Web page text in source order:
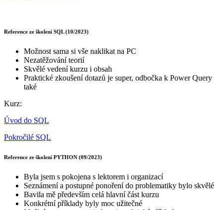
Reference ze školení SQL (10/2023)
Možnost sama si vše naklikat na PC
Nezatěžování teorií
Skvělé vedení kurzu i obsah
Praktické zkoušení dotazů je super, odbočka k Power Query
také
Kurz:
Úvod do SQL
Pokročilé SQL
Reference ze školení PYTHON (09/2023)
Byla jsem s pokojena s lektorem i organizací
Seznámení a postupné ponoření do problematiky bylo skvělé
Bavila mě především celá hlavní část kurzu
Konkrétní příklady byly moc užitečné